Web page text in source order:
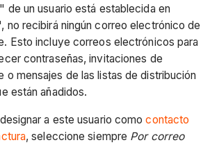
de un usuario está establecida en
no recibirá ningún correo electrónico de
Esto incluye correos electrónicos para
contraseñas, invitaciones de
o mensajes de las listas de distribución
están añadidos.
a este usuario comocontacto
, seleccione siempre Por correo